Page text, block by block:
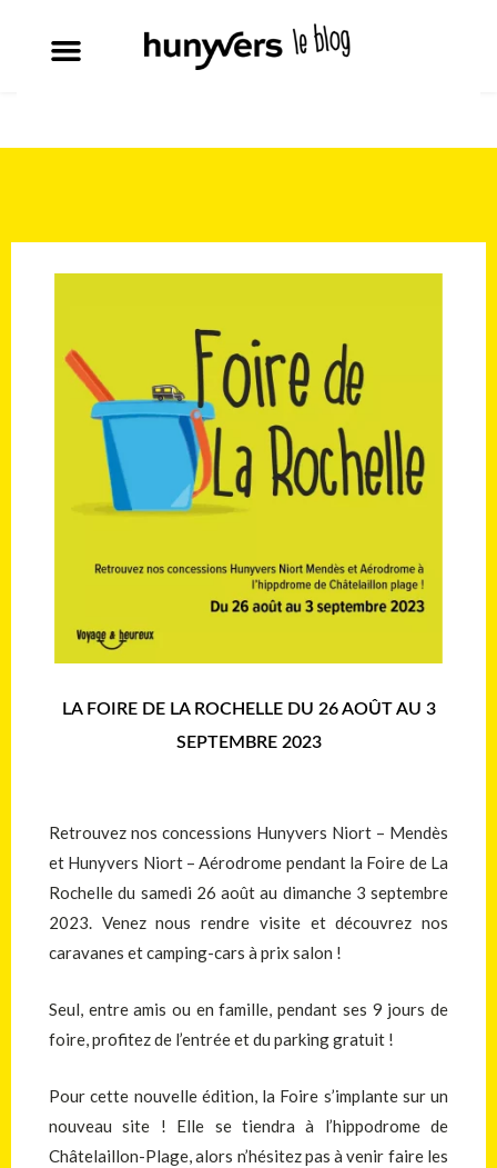
LA FOIRE DE LA ROCHELLE DU 26 AOÛT AU 3
SEPTEMBRE 2023
Retrouvez nos concessions Hunyvers Niort – Mendès
et Hunyvers Niort – Aérodrome pendant la Foire de La
Rochelle du samedi 26 août au dimanche 3 septembre
2023. Venez nous rendre visite et découvrez nos
caravanes et camping-cars à prix salon !
Seul, entre amis ou en famille, pendant ses 9 jours de
foire, profitez de l’entrée et du parking gratuit !
Pour cette nouvelle édition, la Foire s’implante sur un
nouveau site ! Elle se tiendra à l’hippodrome de
Châtelaillon-Plage, alors n’hésitez pas à venir faire les